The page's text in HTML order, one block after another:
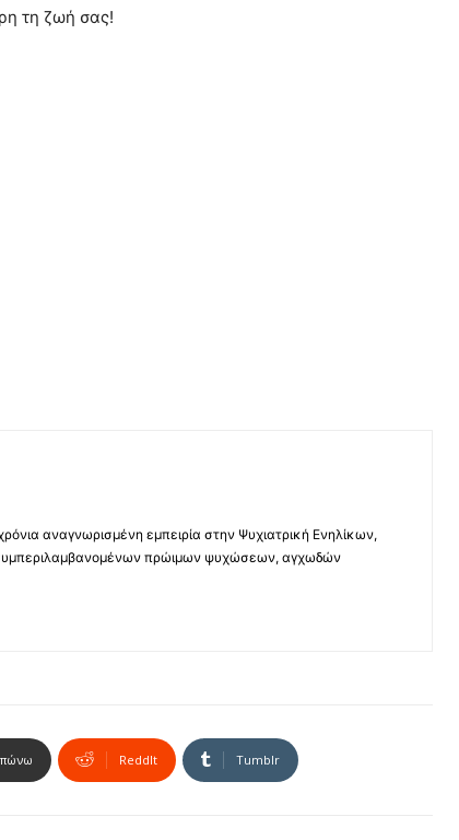
τη ζωή σας!
αναγνωρισμένη εμπειρία στην Ψυχιατρική Ενηλίκων,
πρώιμων ψυχώσεων, αγχωδών
ReddIt Tumblr